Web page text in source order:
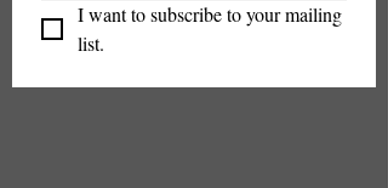
I want to subscribe to your mailing
list.